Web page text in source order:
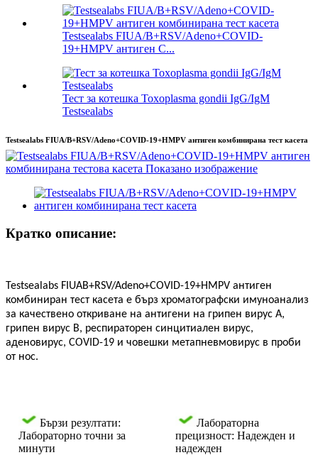
Testsealabs FIUA/B+RSV/Adeno+COVID-
19+HMPV антиген C...
Тест за котешка Toxoplasma gondii IgG/IgM
Testsealabs
Testsealabs FIUA/B+RSV/Adeno+COVID-19+HMPV антиген комбинирана тест касета
Кратко описание:
Testsealabs FIUAB+RSV/Adeno+COVID-19+HMPV антиген
комбиниран тест касета е бърз хроматографски имуноанализ
за качествено откриване на антигени на грипен вирус А,
грипен вирус В, респираторен синцитиален вирус,
аденовирус, COVID-19 и човешки метапневмовирус в проби
от нос.
Бързи резултати:
Лабораторно точни за
минути
Лабораторна
прецизност: Надежден и
надежден